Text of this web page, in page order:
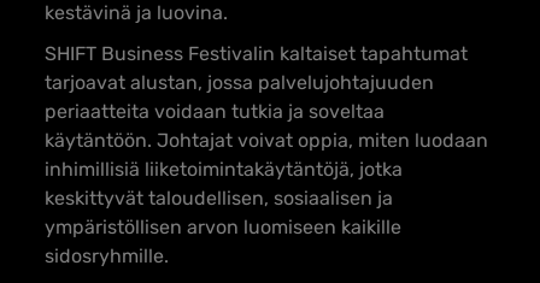
kestävinä ja luovina.
SHIFT Business Festivalin kaltaiset tapahtumat
tarjoavat alustan, jossa palvelujohtajuuden
periaatteita voidaan tutkia ja soveltaa
käytäntöön. Johtajat voivat oppia, miten luodaan
inhimillisiä liiketoimintakäytäntöjä, jotka
keskittyvät taloudellisen, sosiaalisen ja
ympäristöllisen arvon luomiseen kaikille
sidosryhmille.